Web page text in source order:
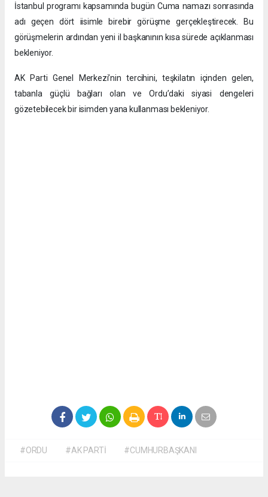
İstanbul programı kapsamında bugün Cuma namazı sonrasında
adı geçen dört iisimle birebir görüşme gerçekleştirecek. Bu
görüşmelerin ardından yeni il başkanının kısa sürede açıklanması
bekleniyor.
AK Parti Genel Merkezi’nin tercihini, teşkilatın içinden gelen,
tabanla güçlü bağları olan ve Ordu’daki siyasi dengeleri
gözetebilecek bir isimden yana kullanması bekleniyor.
#ORDU #AK PARTİ #CUMHURBAŞKANI